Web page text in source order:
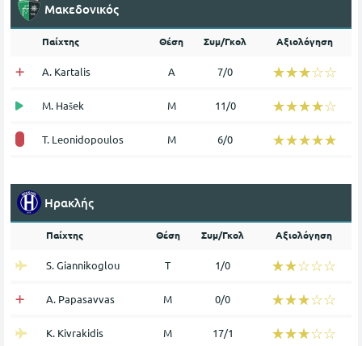
Μακεδονικός
Παίχτης Θέση Συμ/Γκολ Αξιολόγηση
A. Kartalis Α 7/0 ☆☆☆☆☆
★★★★★
M. Hašek Μ 11/0 ☆☆☆☆☆
★★★★★
T. Leonidopoulos Μ 6/0 ☆☆☆☆☆
★★★★★
Ηρακλής
Παίχτης Θέση Συμ/Γκολ Αξιολόγηση
S. Giannikoglou Τ 1/0 ☆☆☆☆☆
★★★★★
A. Papasavvas Μ 0/0 ☆☆☆☆☆
★★★★★
K. Kivrakidis Μ 17/1 ☆☆☆☆☆
★★★★★